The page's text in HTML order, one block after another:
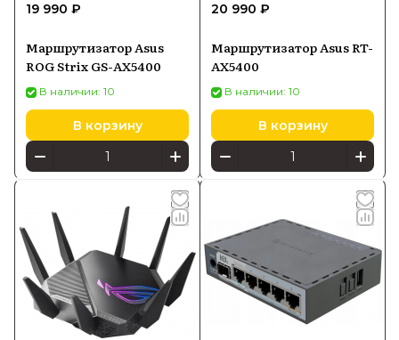
19 990 ₽
Маршрутизатор Asus
ROG Strix GS-AX5400
В наличии: 10
В корзину
20 990 ₽
Маршрутизатор Asus RT-
AX5400
В наличии: 10
В корзину